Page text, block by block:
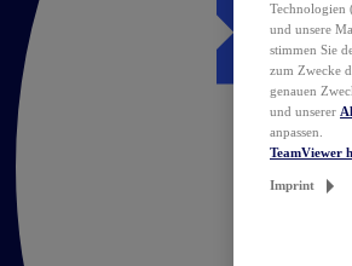
Technologien
und unsere
stimmen Sie
zum Zwecke
genauen
und unserer
anpassen.
TeamViewer
Imprint